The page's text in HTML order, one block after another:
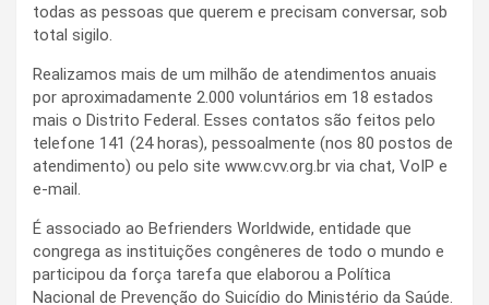
todas as pessoas que querem e precisam conversar, sob
total sigilo.
Realizamos mais de um milhão de atendimentos anuais
por aproximadamente 2.000 voluntários em 18 estados
mais o Distrito Federal. Esses contatos são feitos pelo
telefone 141 (24 horas), pessoalmente (nos 80 postos de
atendimento) ou pelo site www.cvv.org.br via chat, VoIP e
e-mail.
É associado ao Befrienders Worldwide, entidade que
congrega as instituições congêneres de todo o mundo e
participou da força tarefa que elaborou a Política
Nacional de Prevenção do Suicídio do Ministério da Saúde.